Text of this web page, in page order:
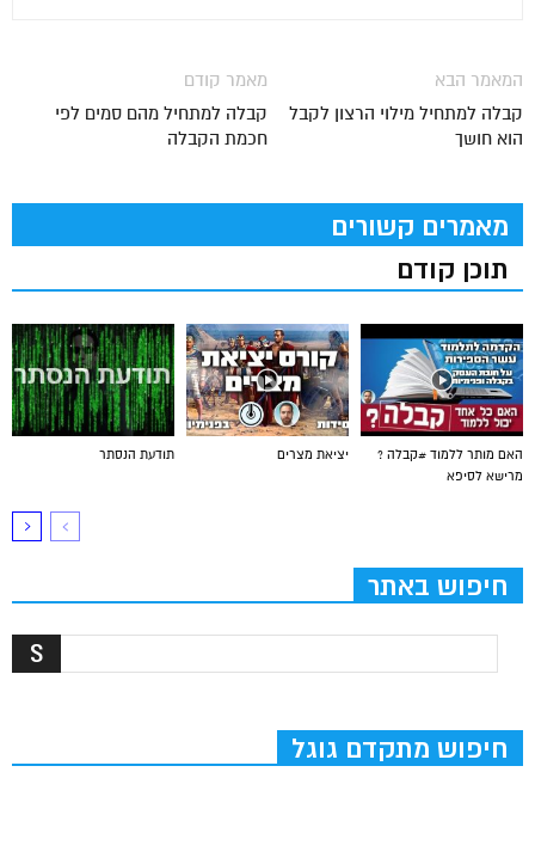
מאמר קודם
קבלה למתחיל מהם סמים לפי
חכמת הקבלה
המאמר הבא
קבלה למתחיל מילוי הרצון לקבל
הוא חושך
מאמרים קשורים
תוכן קודם
תודעת הנסתר יציאת מצרים
האם מותר ללמוד #קבלה ?
מרישא לסיפא
חיפוש באתר
חיפוש מתקדם גוגל